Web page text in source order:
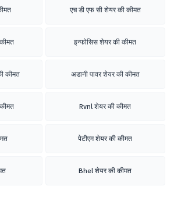
एच डी एफ सी शेयर की कीमत
इन्फोसिस शेयर की कीमत
कीमत अडानी पावर शेयर की कीमत
Rvnl शेयर की कीमत
पेटीएम शेयर की कीमत
Bhel शेयर की कीमत